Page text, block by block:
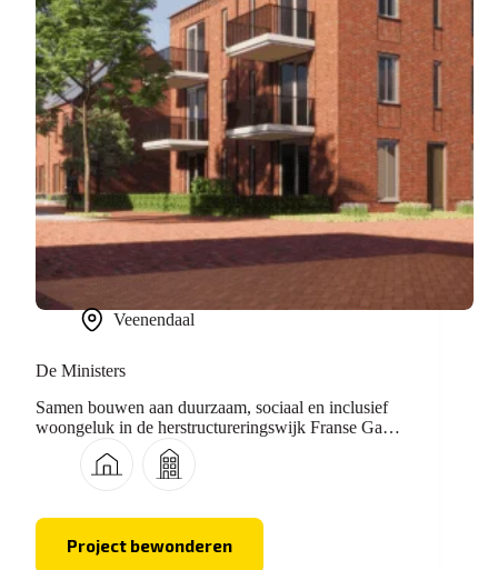
Veenendaal
De Ministers
Samen bouwen aan duurzaam, sociaal en inclusief
woongeluk in de herstructureringswijk Franse Gat
Veenendaal.
Project bewonderen
De